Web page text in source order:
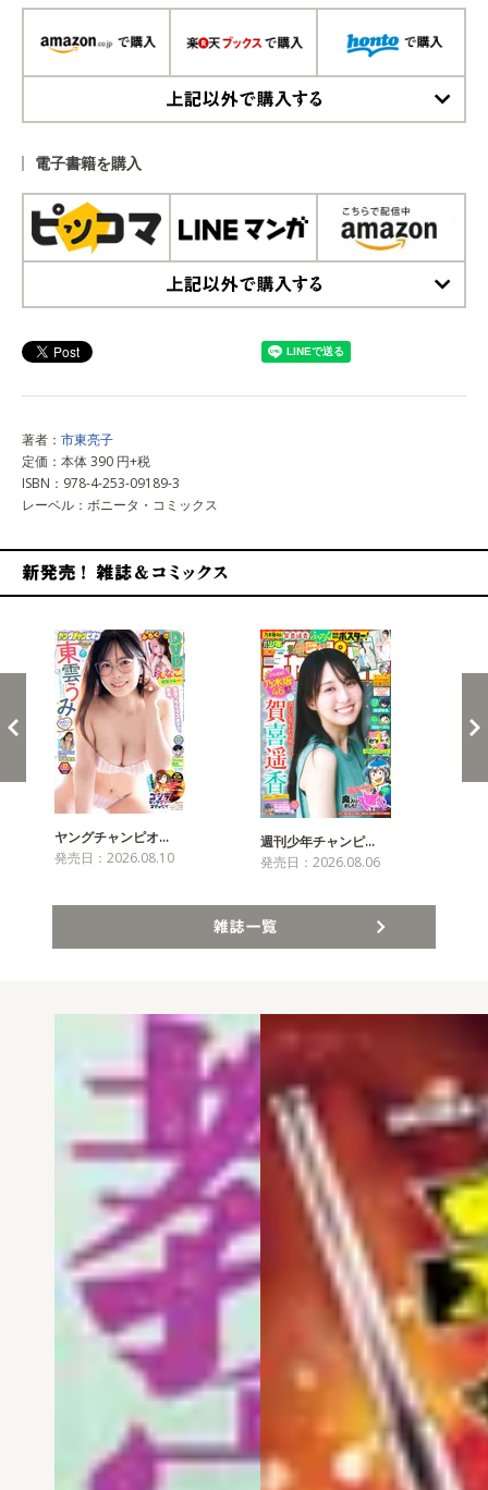
電子書籍を購入
著者： 市東亮子
定価：本体 390 円+税
ISBN：978-4-253-09189-3
レーベル：ボニータ・コミックス
ヤングチャンピオ…
発売日：2026.08.10
週刊少年チャンピ…
発売日：2026.08.06